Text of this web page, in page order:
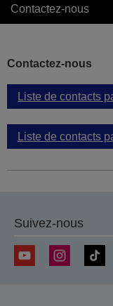
Contactez-nous
Contactez-nous
Liste de contacts
Liste de contacts
Suivez-nous